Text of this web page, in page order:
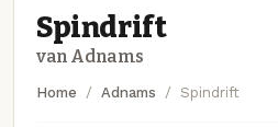
Spindrift
van Adnams
Home Adnams Spindrift